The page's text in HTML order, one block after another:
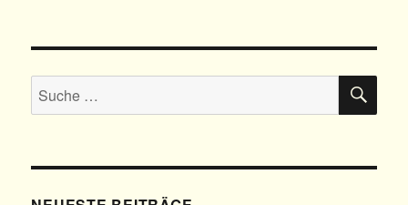
E
Suche
nach: